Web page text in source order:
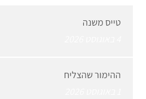
טייס משנה
ההימור שהצליח